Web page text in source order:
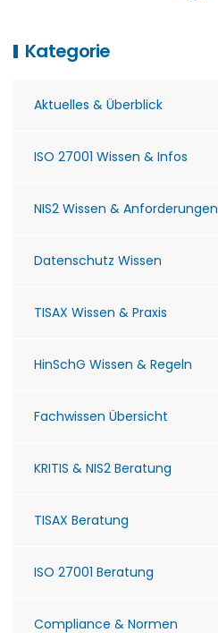
Kategorie
Aktuelles & Überblick
ISO 27001 Wissen & Infos
NIS2 Wissen & Anforderungen
Datenschutz Wissen
TISAX Wissen & Praxis
HinSchG Wissen & Regeln
Fachwissen Übersicht
KRITIS & NIS2 Beratung
TISAX Beratung
ISO 27001 Beratung
Compliance & Normen